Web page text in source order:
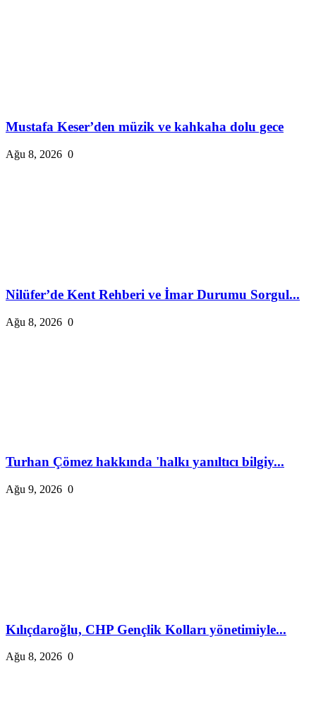
Mustafa Keser’den müzik ve kahkaha dolu gece
Ağu 8, 2026 0
Nilüfer’de Kent Rehberi ve İmar Durumu Sorgul...
Ağu 8, 2026 0
Turhan Çömez hakkında 'halkı yanıltıcı bilgiy...
Ağu 9, 2026 0
Kılıçdaroğlu, CHP Gençlik Kolları yönetimiyle...
Ağu 8, 2026 0